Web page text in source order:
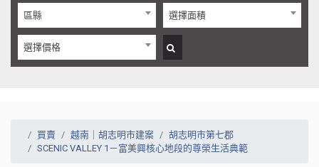
區縣 選擇面積
選擇價格
買賣 越南｜胡志明市建案
胡志明市第七郡
SCENIC VALLEY 1－富美興核心地段的尊榮生活典範